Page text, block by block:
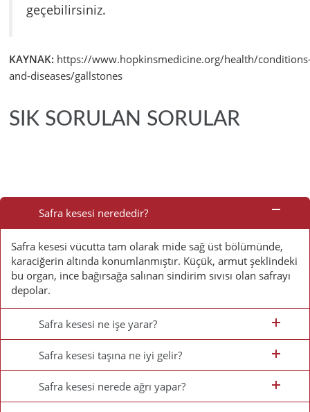
geçebilirsiniz.
KAYNAK: https://www.hopkinsmedicine.org/health/
and-diseases/gallstones
SIK SORULAN SORULAR
Sorulan
Sorular
Safra kesesi nerededir?
Safra kesesi vücutta tam olarak mide sağ üst bölümünde,
karaciğerin altında konumlanmıştır. Küçük, armut şeklindeki
bu organ, ince bağırsağa salınan sindirim sıvısı olan safrayı
depolar.
Safra kesesi ne işe yarar?
Safra kesesi taşına ne iyi gelir?
Safra kesesi nerede ağrı yapar?